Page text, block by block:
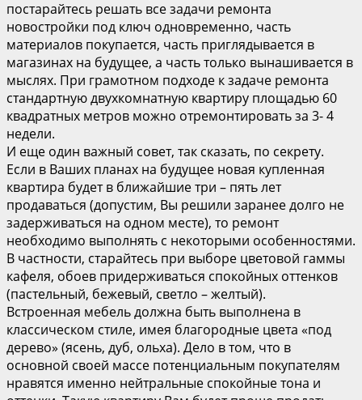
постарайтесь решать все задачи ремонта
новостройки под ключ одновременно, часть
материалов покупается, часть приглядывается в
магазинах на будущее, а часть только вынашивается в
мыслях. При грамотном подходе к задаче ремонта
стандартную двухкомнатную квартиру площадью 60
квадратных метров можно отремонтировать за 3- 4
недели.
И еще один важный совет, так сказать, по секрету.
Если в Ваших планах на будущее новая купленная
квартира будет в ближайшие три – пять лет
продаваться (допустим, Вы решили заранее долго не
задерживаться на одном месте), то ремонт
необходимо выполнять с некоторыми особенностями.
В частности, старайтесь при выборе цветовой гаммы
кафеля, обоев придерживаться спокойных оттенков
(пастельный, бежевый, светло – желтый).
Встроенная мебель должна быть выполнена в
классическом стиле, имея благородные цвета «под
дерево» (ясень, дуб, ольха). Дело в том, что в
основной своей массе потенциальным покупателям
нравятся именно нейтральные спокойные тона и